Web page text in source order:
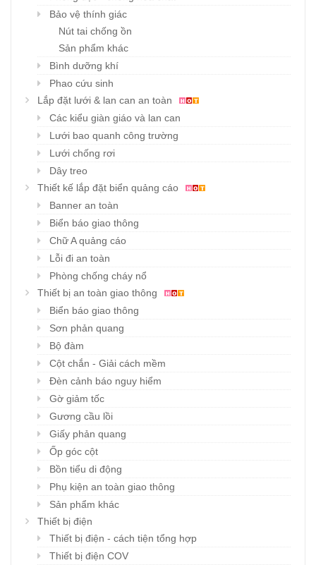
Bảo vệ thính giác
Nút tai chống ồn
Sản phẩm khác
Bình dưỡng khí
Phao cứu sinh
Lắp đặt lưới & lan can an toàn
Các kiểu giàn giáo và lan can
Lưới bao quanh công trường
Lưới chống rơi
Dây treo
Thiết kế lắp đặt biển quảng cáo
Banner an toàn
Biển báo giao thông
Chữ A quảng cáo
Lỗi đi an toàn
Phòng chống cháy nổ
Thiết bị an toàn giao thông
Biển báo giao thông
Sơn phản quang
Bộ đàm
Cột chắn - Giải cách mềm
Đèn cảnh báo nguy hiểm
Gờ giảm tốc
Gương cầu lồi
Giấy phản quang
Ốp góc cột
Bồn tiểu di động
Phụ kiện an toàn giao thông
Sản phẩm khác
Thiết bị điện
Thiết bị điện - cách tiện tổng hợp
Thiết bị điện COV